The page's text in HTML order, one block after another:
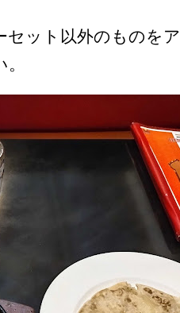
セット以外のものを